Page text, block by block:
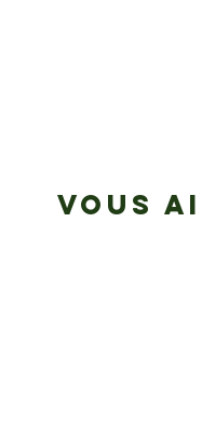
VOUS